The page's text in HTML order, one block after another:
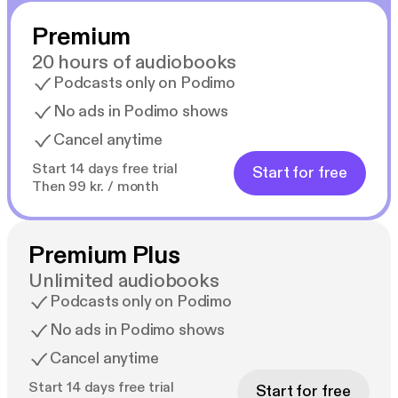
---
"Vau, rehellisesti sanottuna vain vau…! Olen
sanaton... Olin kirjaimellisesti sänkyni reunalla... En
saanut unta, ja minun oli vain jatkettava fantastiseen
loppuun saakka. Rakastin jokaista sanaa."
– Goodreads-arvostelu
SEISAUTTAVA... se sai minut koukkuun alusta
loppuun asti... Sydämeni jyskytti koko ajan...
Rakastin ehdottomasti tätä" – Bookworm86
"Uskomaton kirja... Olin kuin tulisilla hiilillä loppuun
asti! Mikä juonenkäänne! Et halua lopettaa
lukemista. Tämä on pakko lukea!!" – Goodreads-
Premium
20 hours of audiobooks
Podcasts only on Podimo
No ads in Podimo shows
Cancel anytime
Start 14 days free trial
Then 99 kr. / month
Start for free
Premium Plus
Unlimited audiobooks
Podcasts only on Podimo
No ads in Podimo shows
Cancel anytime
Start 14 days free trial
Start for free